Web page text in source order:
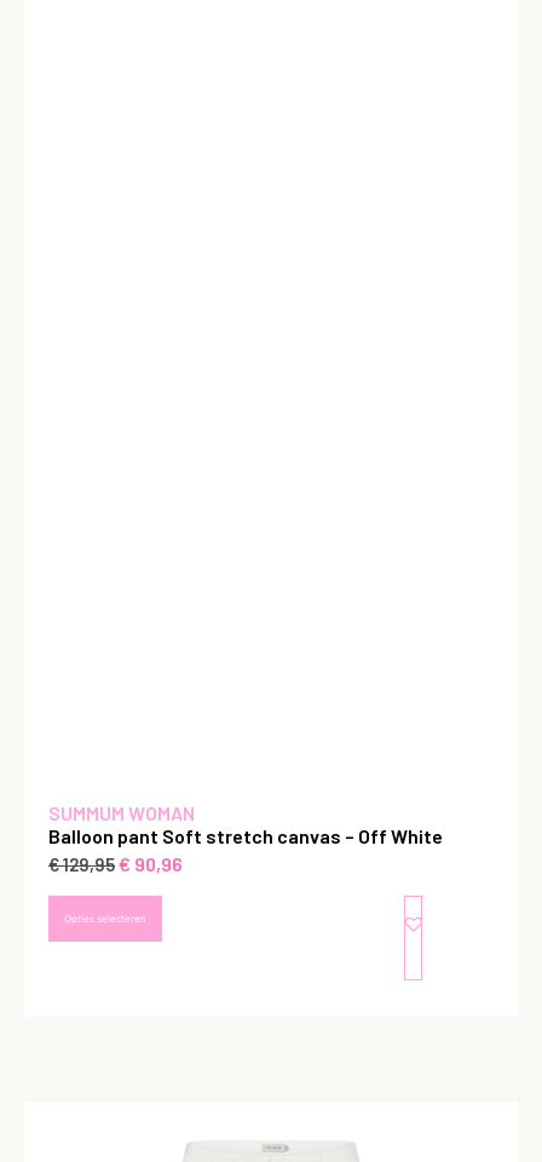
SUMMUM WOMAN
Balloon pant Soft stretch canvas – Off White
€129,95€ 90,96
Opties selecteren